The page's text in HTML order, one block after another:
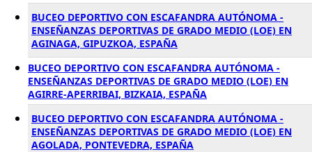
BUCEO DEPORTIVO CON ESCAFANDRA AUTÓNOMA -
ENSEÑANZAS DEPORTIVAS DE GRADO MEDIO (LOE) EN
AGINAGA, GIPUZKOA, ESPAÑA
BUCEO DEPORTIVO CON ESCAFANDRA AUTÓNOMA -
ENSEÑANZAS DEPORTIVAS DE GRADO MEDIO (LOE) EN
AGIRRE-APERRIBAI, BIZKAIA, ESPAÑA
BUCEO DEPORTIVO CON ESCAFANDRA AUTÓNOMA -
ENSEÑANZAS DEPORTIVAS DE GRADO MEDIO (LOE) EN
AGOLADA, PONTEVEDRA, ESPAÑA